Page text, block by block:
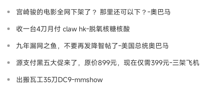
宫崎骏的电影全网下架了？ 那里还可以下？-奧巴马
收一台4刀月付 claw hk-脱氧核糖核酸
九年漏网之鱼，不要再发降智帖了-美国总统奥巴马
源支付黑五大促来了，原价899元，现在仅需399元-三架飞机
出搬瓦工35刀DC9-mmshow